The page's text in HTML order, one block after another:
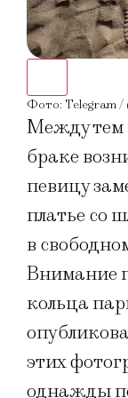
Фото: Telegram /
Между тем
браке
певицу
платье со
в
Внимание
кольца
этих
однажды